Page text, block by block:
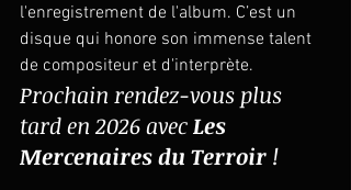
l'enregistrement de l'album. C’est un
disque qui honore son immense talent
de compositeur et d'interprète.
Prochain rendez-vous plus
tard en 2026 avec Les
Mercenaires du Terroir !